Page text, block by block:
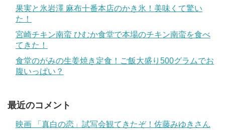
果実と氷岩澤 麻布十番本店のかき氷！美味くて驚い
た！
宮崎チキン南蛮 ひむか食堂で本場のチキン南蛮を食べ
てきた！
食堂のがみの生姜焼き定食！ご飯大盛り500グラムでお
腹いっぱい？
最近のコメント
映画 「真白の恋」試写会観てきたぞ！佐藤みゆきさん